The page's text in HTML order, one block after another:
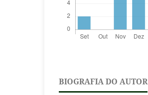
BIOGRAFIA DO AUTOR